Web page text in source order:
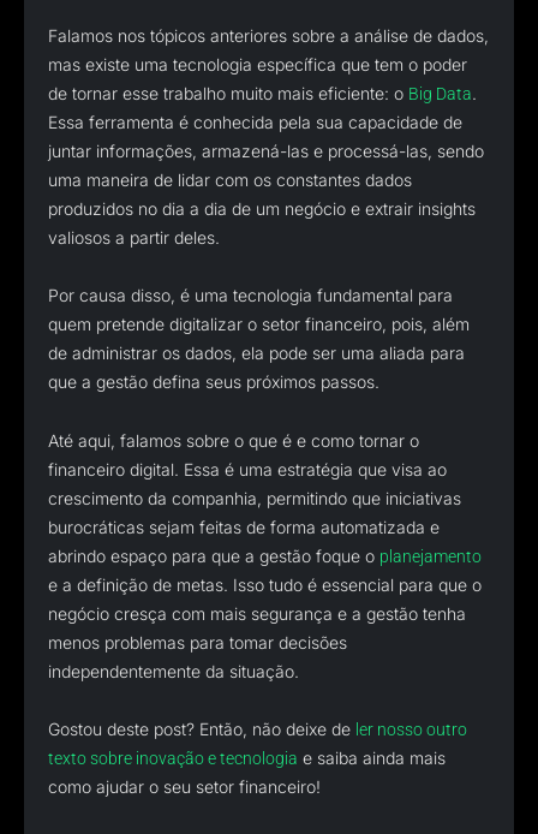
Falamos nos tópicos anteriores sobre a análise de dados,
mas existe uma tecnologia específica que tem o poder
de tornar esse trabalho muito mais eficiente: o Big Data.
Essa ferramenta é conhecida pela sua capacidade de
juntar informações, armazená-las e processá-las, sendo
uma maneira de lidar com os constantes dados
produzidos no dia a dia de um negócio e extrair insights
valiosos a partir deles.
Por causa disso, é uma tecnologia fundamental para
quem pretende digitalizar o setor financeiro, pois, além
de administrar os dados, ela pode ser uma aliada para
que a gestão defina seus próximos passos.
Até aqui, falamos sobre o que é e como tornar o
financeiro digital. Essa é uma estratégia que visa ao
crescimento da companhia, permitindo que iniciativas
burocráticas sejam feitas de forma automatizada e
abrindo espaço para que a gestão foque o planejamento
e a definição de metas. Isso tudo é essencial para que o
negócio cresça com mais segurança e a gestão tenha
menos problemas para tomar decisões
independentemente da situação.
Gostou deste post? Então, não deixe de ler nosso outro
texto sobre inovação e tecnologia e saiba ainda mais
como ajudar o seu setor financeiro!